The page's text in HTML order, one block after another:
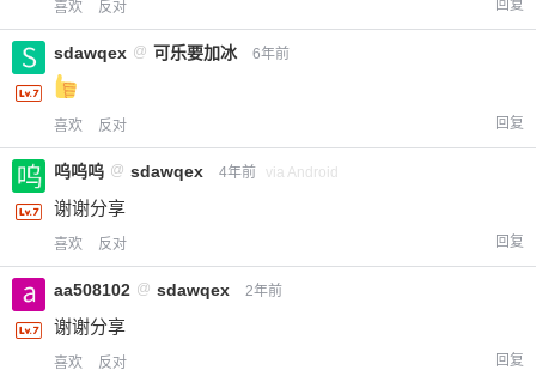
喜欢 反对 回复
sdawqex @ 可乐要加冰 6年前
喜欢 反对 回复
呜呜呜 @ sdawqex 4年前 via Android
谢谢分享
喜欢 反对 回复
aa508102 @ sdawqex 2年前
谢谢分享
喜欢 反对 回复